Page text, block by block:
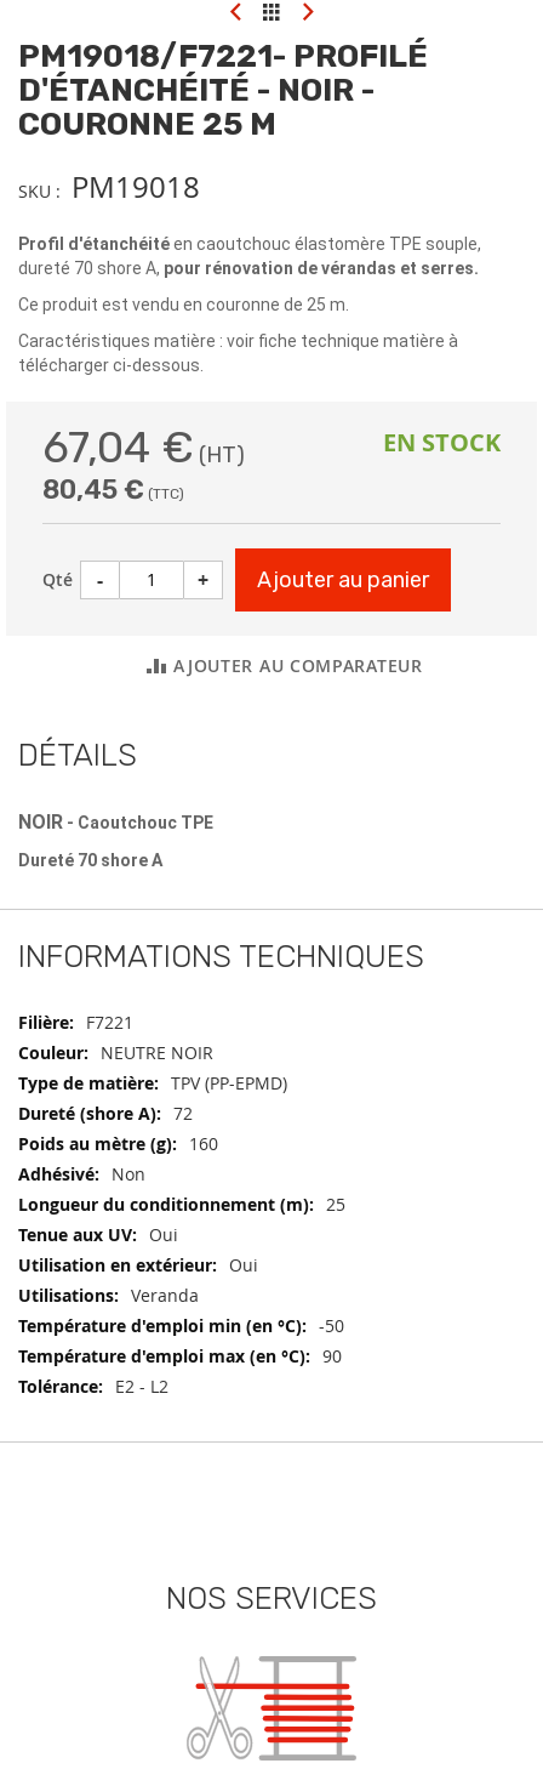
PM19018/F7221- PROFILÉ
D'ÉTANCHÉITÉ - NOIR -
COURONNE 25 M
SKU PM19018
Profil d'étanchéitéen caoutchouc élastomère TPE souple,
dureté 70 shore A, pour rénovation de vérandas et serres.
Ce produit est vendu en couronne de 25 m.
Caractéristiques matière : voir fiche technique matière à
télécharger ci-dessous.
EN STOCK
80,45 €
67,04 €
Qté - + Ajouter au panier
AJOUTER AU COMPARATEUR
the
beginning
of
the
DÉTAILS
NOIR - Caoutchouc TPE
Dureté 70 shore A
INFORMATIONS TECHNIQUES
Informations
techniques
F7221
NEUTRE NOIR
TPV (PP-EPMD)
72
160
Non
25
Oui
Oui
Veranda
-50
90
E2 - L2
NOS SERVICES